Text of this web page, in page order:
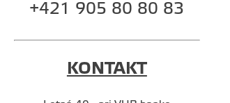
+421 905 80 80 83
KONTAKT